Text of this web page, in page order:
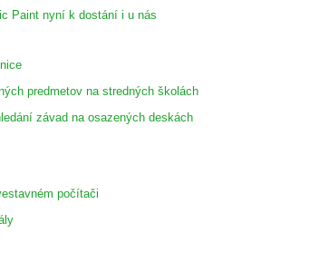
Paint nyní k dostání i u nás
predmetov na stredných školách
závad na osazených deskách
počítači